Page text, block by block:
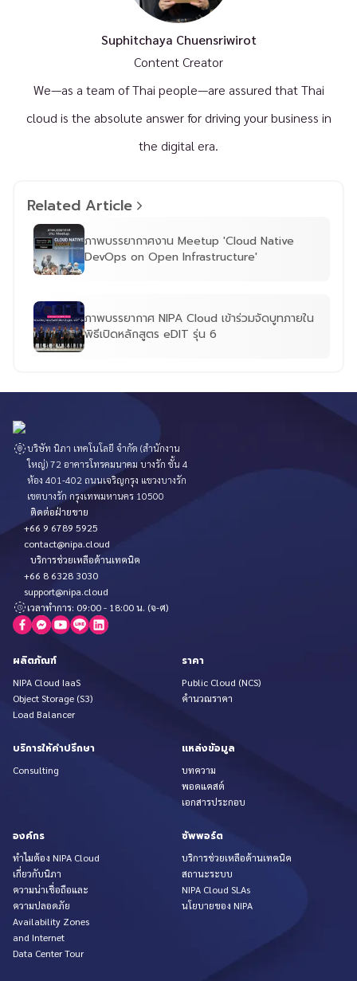
Suphitchaya Chuensriwirot
Content Creator
We—as a team of Thai people—are assured that Thai
cloud is the absolute answer for driving your business in
the digital era.
Related Article
ภาพบรรยากาศงาน Meetup 'Cloud Native
DevOps on Open Infrastructure'
ภาพบรรยากาศ NIPA Cloud เข้าร่วมจัดบูทภายใน
พิธีเปิดหลักสูตร eDIT รุ่น 6
บริษัท นิภา เทคโนโลยี จำกัด (สำนักงาน
ใหญ่) 72 อาคารโทรคมนาคม บางรัก ชั้น 4
ห้อง 401-402 ถนนเจริญกรุง แขวงบางรัก
เขตบางรัก กรุงเทพมหานคร 10500
ติดต่อฝ่ายขาย
+66 9 6789 5925
contact@nipa.cloud
บริการช่วยเหลือด้านเทคนิค
+66 8 6328 3030
support@nipa.cloud
เวลาทำการ: 09:00 - 18:00 น. (จ-ศ)
ผลิตภัณฑ์
NIPA Cloud IaaS
Object Storage (S3)
Load Balancer
ราคา
Public Cloud (NCS)
คำนวณราคา
บริการให้คำปรึกษา
Consulting
แหล่งข้อมูล
บทความ
พอดแคสต์
เอกสารประกอบ
องค์กร
ทำไมต้อง NIPA Cloud
เกี่ยวกับนิภา
ความน่าเชื่อถือและ
ความปลอดภัย
Availability Zones
and Internet
Data Center Tour
ซัพพอร์ต
บริการช่วยเหลือด้านเทคนิค
สถานะระบบ
NIPA Cloud SLAs
นโยบายของ NIPA